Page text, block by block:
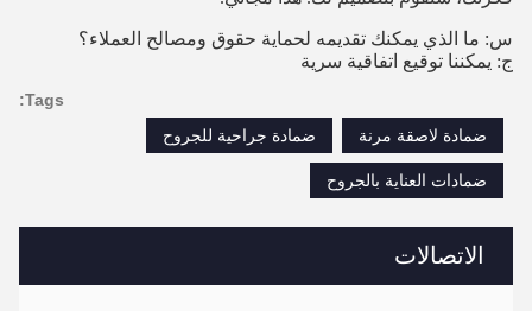
الاتصالات
س: ما الذي يمكنك تقديمه لحماية حقوق ومصالح العملاء؟
ج: يمكننا توقيع اتفاقية سرية
Tags:
ضمادة لاصقة مرنة
ضمادة جراحية للجروح
ضمادات العناية بالجروح